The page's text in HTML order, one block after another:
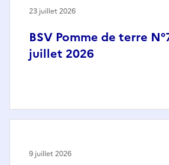
BSV Pomme de terre
juillet 2026
23 juillet 2026
9 juillet 2026